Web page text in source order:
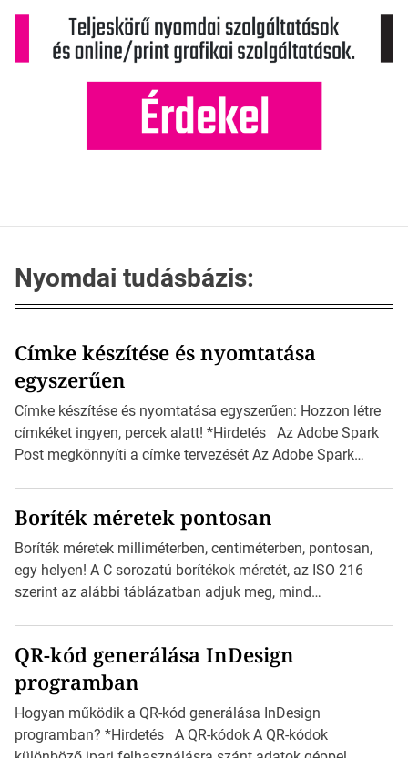
Nyomdai tudásbázis:
Címke készítése és nyomtatása
egyszerűen
Címke készítése és nyomtatása egyszerűen: Hozzon létre
címkéket ingyen, percek alatt! *Hirdetés Az Adobe Spark
Post megkönnyíti a címke tervezését Az Adobe Spark
igazán foroghatnak a kreatív fogaskerekek, miközben
zajlik a saját címke készítése. Hogyan készítsünk címkét?
Válasszon méretet és alakot: Válassza ki a kívánt címke
méretét. Akár néhány […]
Boríték méretek pontosan
Boríték méretek milliméterben, centiméterben, pontosan,
egy helyen! A C sorozatú borítékok méretét, az ISO 216
szerint az alábbi táblázatban adjuk meg, mind
mutatja az A4-es papírlaphoz viszonyítva. Az amerikai és
észak-amerikai boríték méretére az ISO 216 nem
vonatkozik. Boríték méretének táblázata C0-tól […]
QR-kód generálása InDesign
programban
Hogyan működik a QR-kód generálása InDesign
programban? *Hirdetés A QR-kódok A QR-kódok